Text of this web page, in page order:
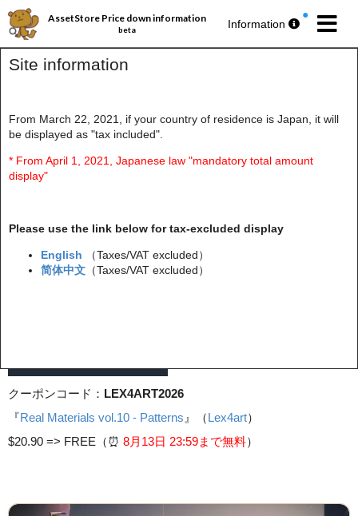
Site information
From March 22, 2021, if your country of residence is Japan, it will
be displayed as "tax included".
* From April 1, 2021, Japanese law "mandatory total amount
display"
Please use the link below for tax-excluded display
English
（Taxes/VAT excluded）
简体中文 （Taxes/VAT excluded）
AssetStore Price down information
beta Information
パブリッシャー丸ごとセール第193弾
今週の 無料アセットプレゼント🎁
クーポンコード： LEX4ART2026
『Real Materials vol.10 - Patterns 』（Lex4art）
$20.90 => FREE（⏰️ 8月13日 23:59まで無料）